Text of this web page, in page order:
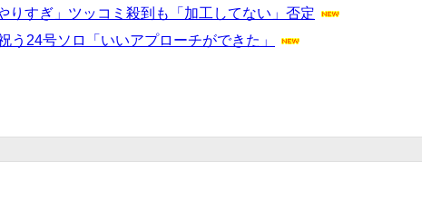
りすぎ」ツッコミ殺到も「加工してない」否定
う24号ソロ「いいアプローチができた」